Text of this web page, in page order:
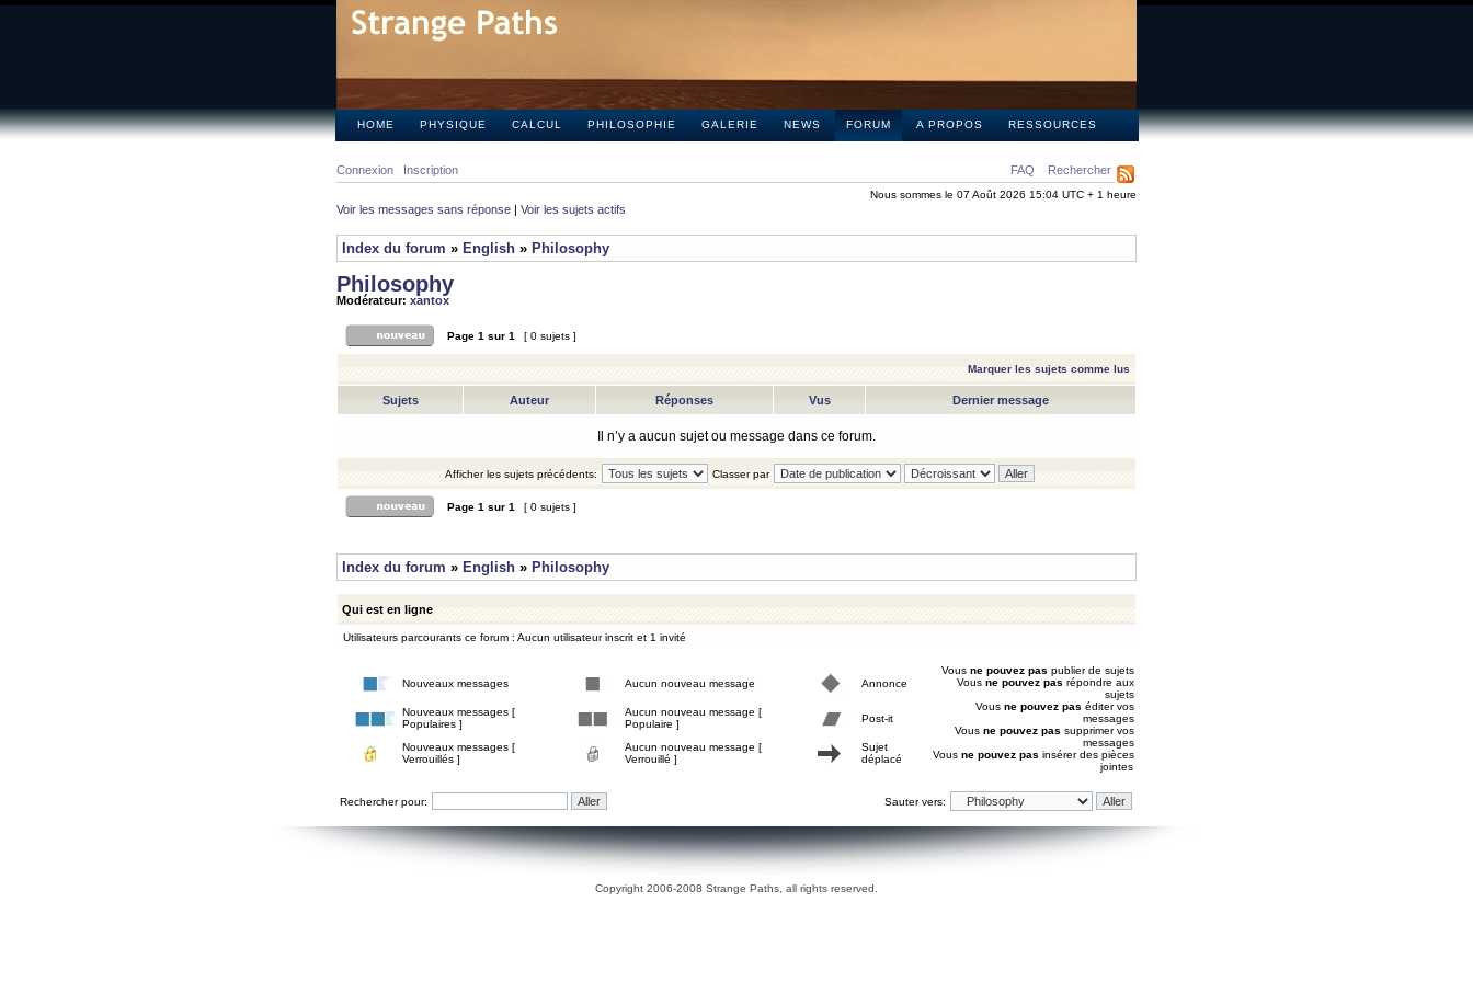
HOME PHYSIQUE CALCUL PHILOSOPHIE GALERIE NEWS FORUM A PROPOS RESSOURCES
FAQ Rechercher
Connexion Inscription
Nous sommes le 07 Août 2026 15:04 UTC + 1 heure
Voir les messages sans réponse | Voir les sujets actifs
Index du forum » English » Philosophy
Philosophy
Modérateur: xantox
Page 1 sur 1 [ 0 sujets ]
Marquer les sujets comme lus
Sujets Auteur Réponses Vus Dernier message
Il n’y a aucun sujet ou message dans ce forum.
Afficher les sujets précédents: Classer par
Page 1 sur 1 [ 0 sujets ]
Index du forum » English » Philosophy
Qui est en ligne
Utilisateurs parcourants ce forum : Aucun utilisateur inscrit et 1 invité
Nouveaux messages Aucun nouveau message Annonce
Nouveaux messages [
Populaires ]
Aucun nouveau message [
Populaire ]
Post-it
Nouveaux messages [
Verrouillés ]
Aucun nouveau message [
Verrouillé ]
Sujet
déplacé
Vous ne pouvez pas publier de sujets
Vous ne pouvez pas répondre aux
sujets
Vous ne pouvez pas éditer vos
messages
Vous ne pouvez pas supprimer vos
messages
Vous ne pouvez pas insérer des pièces
jointes
Rechercher pour: Sauter vers:
Copyright 2006-2008 Strange Paths, all rights reserved.